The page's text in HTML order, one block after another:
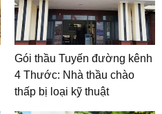
Gói thầu Tuyến đường kênh
4 Thước: Nhà thầu chào
thấp bị loại kỹ thuật